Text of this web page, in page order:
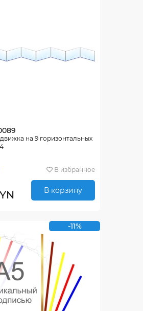
на 9 горизонтальных
В избранное
В корзину
-11%